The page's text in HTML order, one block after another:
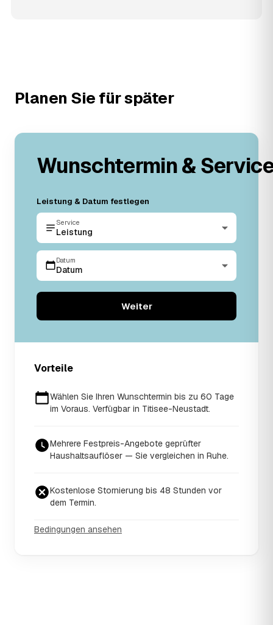
Planen Sie für später
Wunschtermin &
Leistung & Datum festlegen
Service
Leistung
Datum
Datum
Weiter
Vorteile
Wählen Sie Ihren Wunschtermin bis zu 60 Tage
im Voraus. Verfügbar in Titisee-Neustadt.
Mehrere Festpreis-Angebote geprüfter
Haushaltsauflöser — Sie vergleichen in Ruhe.
Kostenlose Stornierung bis 48 Stunden vor
dem Termin.
Bedingungen ansehen